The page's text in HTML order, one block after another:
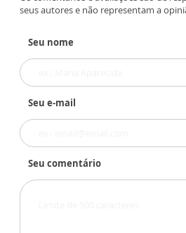
seus autores e não representam a
Seu nome
Seu e-mail
Seu comentário